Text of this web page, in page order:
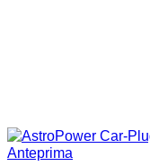
Anteprima